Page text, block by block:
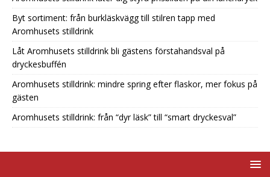
Byt sortiment: från burkläskvägg till stilren tapp med
Aromhusets stilldrink
Låt Aromhusets stilldrink bli gästens förstahandsval på
dryckesbuffén
Aromhusets stilldrink: mindre spring efter flaskor, mer fokus på
gästen
Aromhusets stilldrink: från “dyr läsk” till “smart dryckesval”